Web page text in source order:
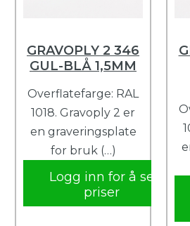
GRAVOPLY 2 346
GUL-BLÅ 1,5MM
Overflatefarge: RAL
1018. Gravoply 2 er
en graveringsplate
for bruk (…)
Logg inn for å se
priser